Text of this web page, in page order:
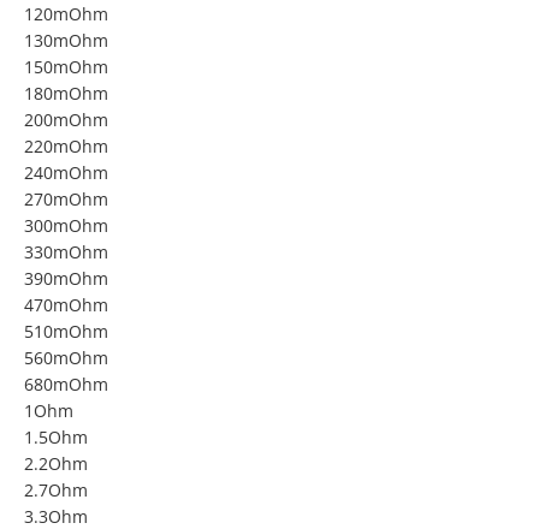
120mOhm
130mOhm
150mOhm
180mOhm
200mOhm
220mOhm
240mOhm
270mOhm
300mOhm
330mOhm
390mOhm
470mOhm
510mOhm
560mOhm
680mOhm
1Ohm
1.5Ohm
2.2Ohm
2.7Ohm
3.3Ohm